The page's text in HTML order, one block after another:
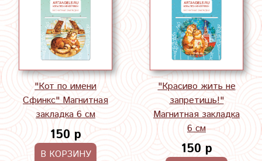
"Кот по имени
Сфинкс" Магнитная
закладка 6 см
150 р
В КОРЗИНУ
"Красиво жить не
запретишь!"
Магнитная закладка
6 см
150 р